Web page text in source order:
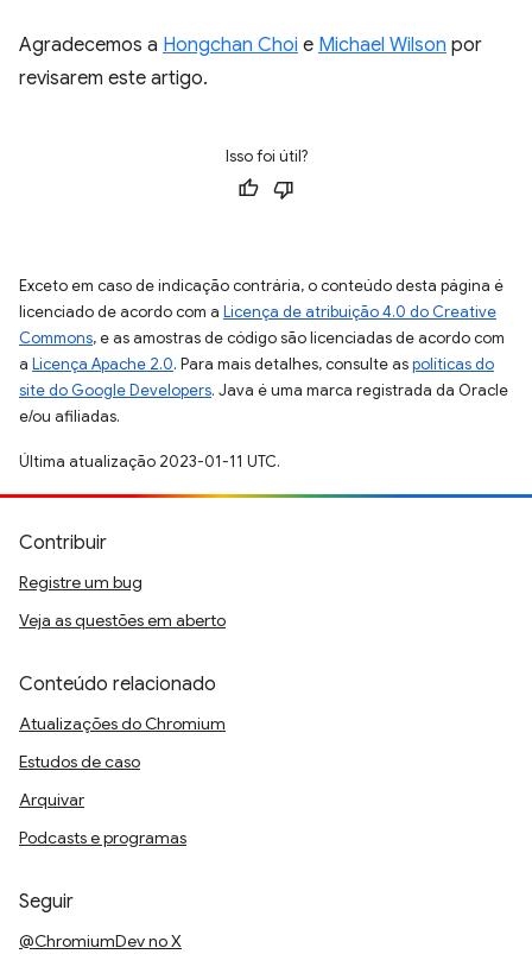
Agradecemos a Hongchan Choi e Michael Wilson por
revisarem este artigo.
Isso foi útil?
Exceto em caso de indicação contrária, o conteúdo desta página é
licenciado de acordo com a Licença de atribuição 4.0 do Creative
Commons, e as amostras de código são licenciadas de acordo com
a Licença Apache 2.0. Para mais detalhes, consulte aspolíticas do
site do Google Developers. Java é uma marca registrada da Oracle
e/ou afiliadas.
Última atualização 2023-01-11 UTC.
Contribuir
Registre um bug
Veja as questões em aberto
Conteúdo relacionado
Atualizações do Chromium
Estudos de caso
Arquivar
Podcasts e programas
Seguir
@ChromiumDev no X